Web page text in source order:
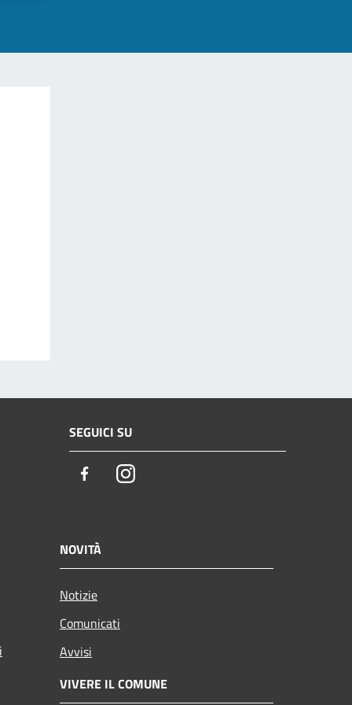
SEGUICI SU
FacebookInstagram
NOVITÀ
Notizie
Comunicati
Avvisi
VIVERE IL COMUNE